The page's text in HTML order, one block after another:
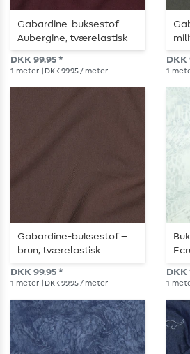
Gabardine-buksestof –
Aubergine, tværelastisk
DKK 99.95 *
1 meter | DKK 99.95 / meter
DKK
1
Gabardine-buksestof –
brun, tværelastisk
DKK 99.95 *
1 meter | DKK 99.95 / meter
DKK
1